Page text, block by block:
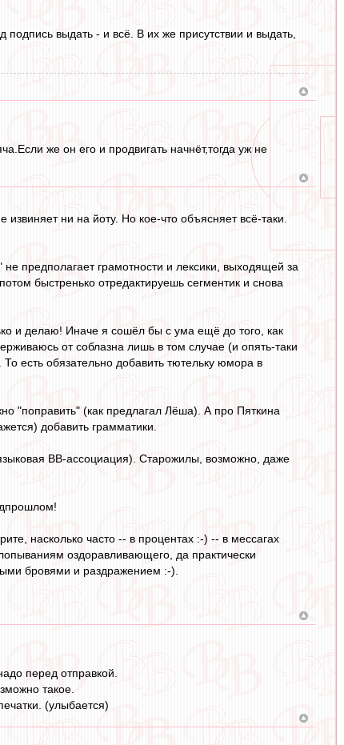
выдать - и всё. В их же присутствии и выдать,
же он его и продвигать начнёт,тогда уж не
ни на йоту. Но кое-что объясняет всё-таки.
предполагает грамотности и лексики, выходящей за
быстренько отредактируешь сегментик и снова
и делаю! Иначе я сошёл бы с ума ещё до того, как
от соблазна лишь в том случае (и опять-таки
есть обязательно добавить тютельку юмора в
"поправить" (как предлагал Лёша). А про Пяткина
добавить грамматики.
ВВ-ассоциация). Старожилы, возможно, даже
насколько часто -- в процентах :-) -- в мессагах
оздоравливающего, да практически
бровями и раздражением :-).
перед отправкой.
такое.
(улыбается)